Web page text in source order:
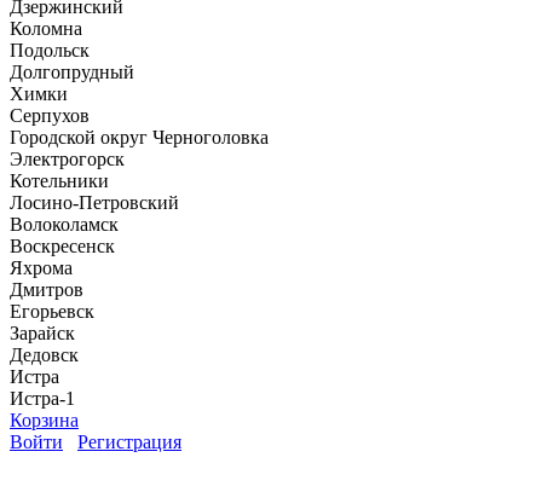
Дзержинский
Коломна
Подольск
Долгопрудный
Химки
Серпухов
Городской округ Черноголовка
Электрогорск
Котельники
Лосино-Петровский
Волоколамск
Воскресенск
Яхрома
Дмитров
Егорьевск
Зарайск
Дедовск
Истра
Истра-1
Корзина
Войти
Регистрация